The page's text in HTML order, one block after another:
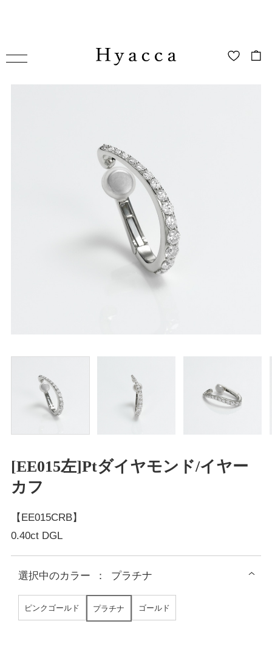
[EE015左]Ptダイヤモンド/イヤー
カフ
【EE015CRB】
0.40ct DGL
選択中のカラー ： プラチナ
ピンクゴールド プラチナ ゴールド